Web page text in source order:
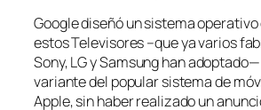
Google diseñó un sistema
estos Televisores –que ya varios
Sony, LG y Samsung han
variante del popular sistema de
Apple, sin haber realizado un